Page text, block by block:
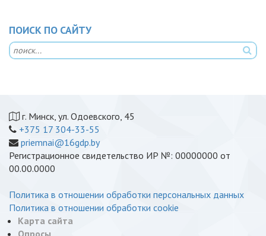
ПОИСК ПО САЙТУ
г. Минск, ул. Одоевского, 45
+375 17 304-33-55
priemnai@16gdp.by
Регистрационное свидетельство ИР №: 00000000 от
00.00.0000
Политика в отношении обработки персональных данных
Политика в отношении обработки cookie
Карта сайта
Опросы